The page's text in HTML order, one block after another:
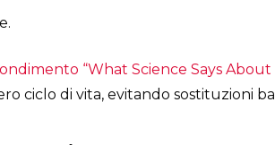
“What Science Says
ciclo di vita, evitando sostituzioni